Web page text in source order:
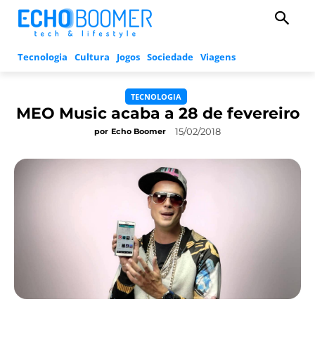
Tecnologia Cultura Jogos Sociedade Viagens
TECNOLOGIA
MEO Music acaba a 28 de fevereiro
por Echo Boomer 15/02/2018